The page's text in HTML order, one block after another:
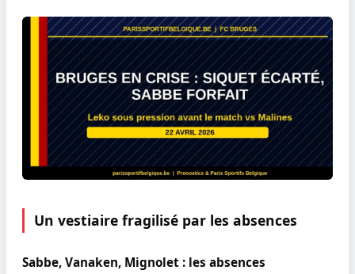
Un vestiaire fragilisé par les absences
Sabbe, Vanaken, Mignolet : les absences